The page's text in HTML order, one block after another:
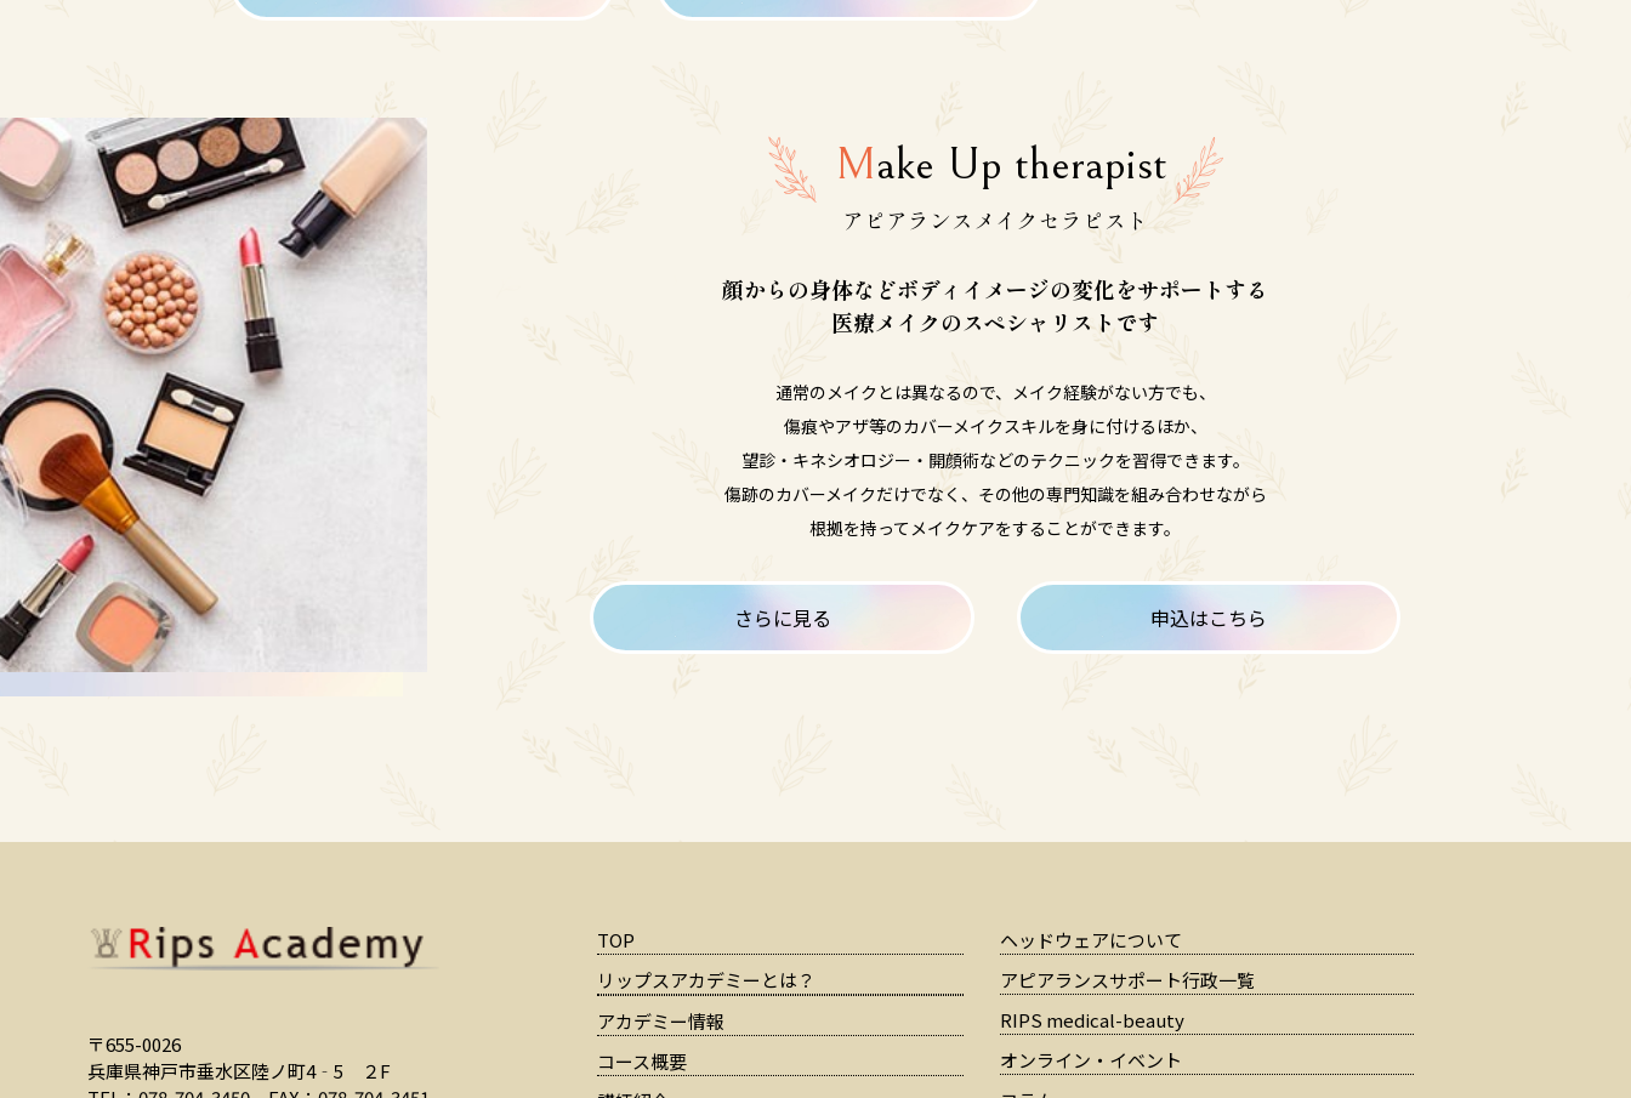
Make Up therapist
アピアランスメイクセラピスト
顔からの身体などボディイメージの変化をサポートする
医療メイクのスペシャリストです
通常のメイクとは異なるので、メイク経験がない方でも、
傷痕やアザ等のカバーメイクスキルを身に付けるほか、
望診・キネシオロジー・開顔術などのテクニックを習得できます。
傷跡のカバーメイクだけでなく、その他の専門知識を組み合わせながら
根拠を持ってメイクケアをすることができます。
さらに見る 申込はこちら
〒655-0026
兵庫県神戸市垂水区陸ノ町4‐5 ２F
TOP
リップスアカデミーとは？
アカデミー情報
コース概要
ヘッドウェアについて
アピアランスサポート行政一覧
RIPS medical-beauty
オンライン・イベント